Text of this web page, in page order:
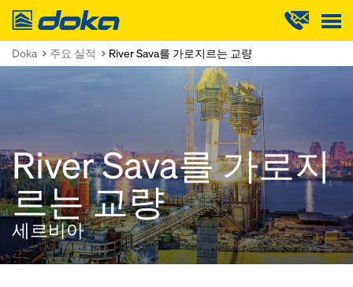
Doka
Doka 주요 실적 River Sava를 가로지르는 교량
River Sava를 가로지
르는 교량
세르비아